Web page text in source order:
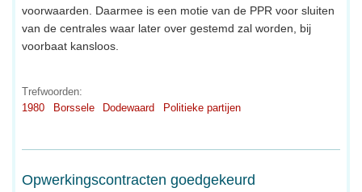
voorwaarden. Daarmee is een motie van de PPR voor sluiten
van de centrales waar later over gestemd zal worden, bij
voorbaat kansloos.
Trefwoorden:
1980
Borssele Dodewaard Politieke partijen
Opwerkingscontracten goedgekeurd